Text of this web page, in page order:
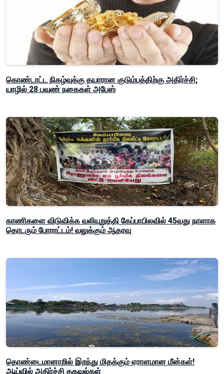
கொண்டாட்ட நிகழ்வுக்கு தயாரான குடும்பத்திற்கு அதிர்ச்சி;
யாழில் 28 பவுண் நகைகள் அபேஸ்
காணிகளை விடுவிக்க வலியுறுத்தி கேப்பாபிலவில் 45வது நாளாக
தொடரும் போராட்டம்! வலுக்கும் ஆதரவு
தொண்டைமானாறில் இறந்து மிதக்கும் ஏராளமான மீன்கள்!
ஆய்வில் அதிர்ச்சி தகவல்கள்